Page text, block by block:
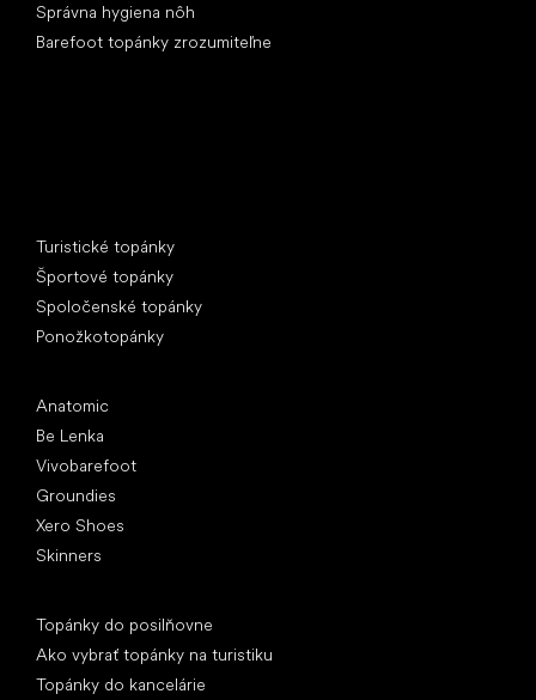
Správna hygiena nôh
Barefoot topánky zrozumiteľne
Turistické topánky
Športové topánky
Spoločenské topánky
Ponožkotopánky
Anatomic
Be Lenka
Vivobarefoot
Groundies
Xero Shoes
Skinners
Topánky do posilňovne
Ako vybrať topánky na turistiku
Topánky do kancelárie